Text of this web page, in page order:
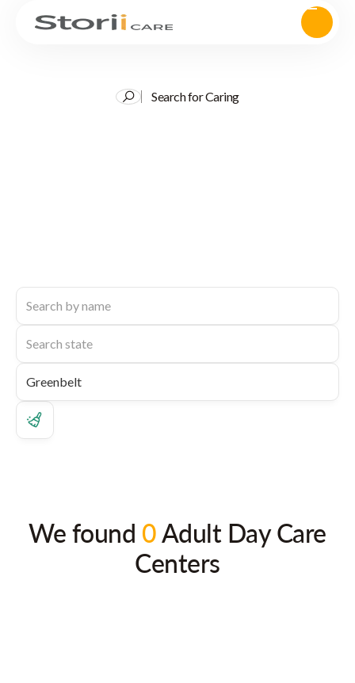
Search for Caring
We found 0Adult Day Care
Centers